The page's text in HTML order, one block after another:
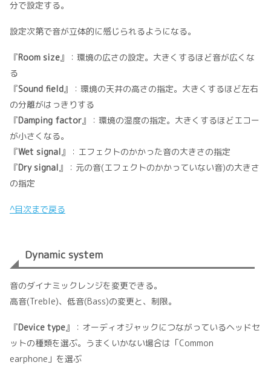
分で設定する。
設定次第で音が立体的に感じられるようになる。
『Room size 』：環境の広さの設定。大きくするほど音が広くな
る
『Sound field 』：環境の天井の高さの指定。大きくするほど左右
の分離がはっきりする
『Damping factor 』：環境の湿度の指定。大きくするほどエコー
が小さくなる。
『Wet signal 』：エフェクトのかかった音の大きさの指定
『Dry signal 』：元の音(エフェクトのかかっていない音)の大きさ
の指定
^目次まで戻る
Dynamic system
音のダイナミックレンジを変更できる。
高音(Treble)、低音(Bass)の変更と、制限。
『Device type』：オーディオジャックにつながっているヘッドセ
ットの種類を選ぶ。うまくいかない場合は「Common
earphone」を選ぶ